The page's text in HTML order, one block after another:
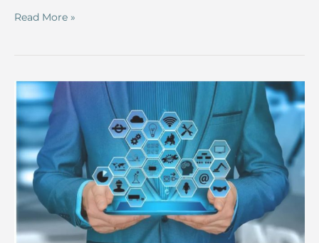
Read More »
Έξυπνη
Μεταποίηση
με
χρηματοδότηση
73εκατ.
ευρώ